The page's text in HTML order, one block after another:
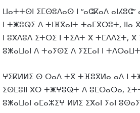
ⵡⴰⵜⵜⵙⵏ ⵉⵎⵙⵓⴷⴰⵙ ⵏ “ⴰⵛⴽⴰⴷ
ⵏ ⵜⵥⵓⵕⵉ ⴷ ⵜⵏⴼⴳⴰⵏⵜ ⵜⴰⵎⴳⵔⵓⵜ, ⵏⵏⴰ
ⵏ ⵓⴳⴷⵓⴷ ⵉⵜⵔⵉ ⵏ ⵜⵉⴷⵜ ⴳ ⵜⵎⴷⴷⵉⵜ,
ⵓⵥⴰⵡⴰⵏ ⴷ ⵜⴰⵢⵙⵉ ⴷ ⵢⵉⵎⴰⵏ ⵏ
ⵖⵉⴽⵍⵍⵉ ⵙ ⵔⴰⴷ ⵜⴳ ⵜⴼⵓⴳⵍⴰ ⴰⴷ ⵏ
ⵉⵙⵎⵓⵏⵏ ⴳⵔ ⵜⵥⵖⵓⵕⵜ ⴷ ⵓⵎⵔⴰⵔⴰ,
ⵓⵥⴰⵡⴰⵏ ⴰⵎⴰⵣⵉⵖ ⵍⵍⵉ ⵉⴳⴰⵏ ⵢⴰⵏ